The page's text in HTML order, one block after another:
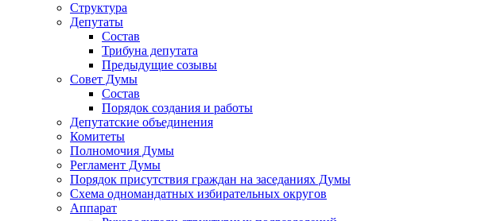
Структура
Депутаты
Состав
Трибуна депутата
Предыдущие созывы
Совет Думы
Состав
Порядок создания и работы
Депутатские объединения
Комитеты
Полномочия Думы
Регламент Думы
Порядок присутствия граждан на заседаниях Думы
Схема одномандатных избирательных округов
Аппарат